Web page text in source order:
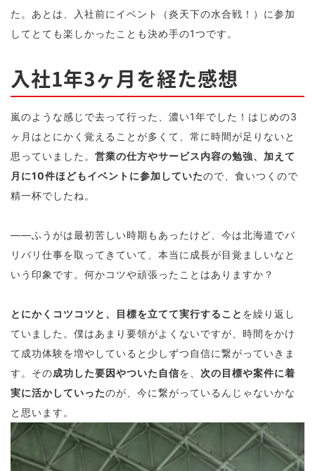
た。あとは、入社前にイベント（炎天下の水合戦！）に参加
してとても楽しかったことも決め手の1つです。
入社1年3ヶ月を経た感想
嵐のような感じで去って行った、濃い1年でした！はじめの3
ヶ月はとにかく覚えることが多くて、常に時間が足りないと
思っていました。営業の仕方やサービス内容の勉強、加えて
月に10件ほどもイベントに参加していたので、食いつくので
精一杯でしたね。
——ふうがは最初苦しい時期もあったけど、今は北海道でバ
リバリ仕事を取ってきていて、本当に成長が目覚ましいなと
いう印象です。何かコツや頑張ったことはありますか？
とにかくコツコツと、目標を立てて実行すること を繰り返し
ていました。僕はあまり要領がよくないですが、時間をかけ
て成功体験を増やしていると少しずつ自信に繋がっていきま
す。その成功した要因やついた自信を、次の目標や案件に着
実に活かしていったのが、今に繋がっているんじゃないかな
と思います。